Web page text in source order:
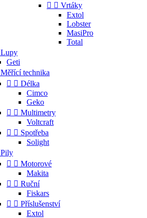
  Vrtáky
Extol
Lobster
MasiPro
Total
Lupy
Geti
Měřící technika
  Délka
Cimco
Geko
  Multimetry
Voltcraft
  Spotřeba
Solight
Pily
  Motorové
Makita
  Ruční
Fiskars
  Příslušenství
Extol